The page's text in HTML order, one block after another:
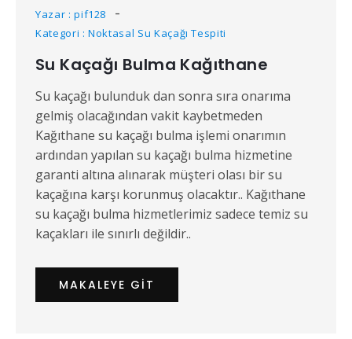
Yazar : pif128
Kategori : Noktasal Su Kaçağı Tespiti
Su Kaçağı Bulma Kağıthane
Su kaçağı bulunduk dan sonra sıra onarıma
gelmiş olacağından vakit kaybetmeden
Kağıthane su kaçağı bulma işlemi onarımın
ardından yapılan su kaçağı bulma hizmetine
garanti altına alınarak müşteri olası bir su
kaçağına karşı korunmuş olacaktır.. Kağıthane
su kaçağı bulma hizmetlerimiz sadece temiz su
kaçakları ile sınırlı değildir..
MAKALEYE GIT